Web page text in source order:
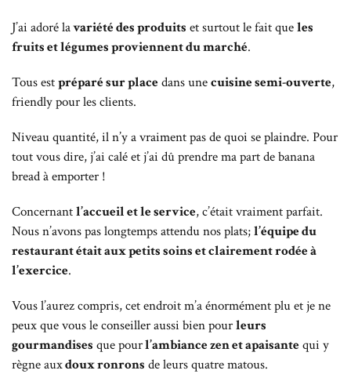
J’ai adoré lavariété des produits et surtout le fait queles
fruits et légumes proviennent du marché.
Tous estpréparé sur placedans unecuisine semi-ouverte,
friendly pour les clients.
Niveau quantité, il n’y a vraiment pas de quoi se plaindre. Pour
tout vous dire, j’ai calé et j’ai dû prendre ma part de banana
bread à emporter !
Concernantl’accueil et le service, c’était vraiment parfait.
Nous n’avons pas longtemps attendu nos plats;l’équipe du
restaurant était aux petits soins et clairement rodée à
l’exercice.
Vous l’aurez compris, cet endroit m’a énormément plu et je ne
peux que vous le conseiller aussi bien pourleurs
gourmandises que pourl’ambiance zen et apaisantequi y
règne auxdoux ronrons de leurs quatre matous.